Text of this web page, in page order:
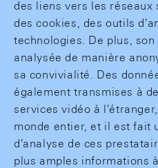
des liens vers les réseaux
des cookies, des outils
technologies. De plus,
analysée de manière
sa convivialité. Des
également transmises à
services vidéo à
monde entier, et il est fait
d'analyse de ces
plus amples informations